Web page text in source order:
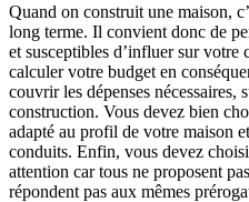
Quand on construit une maison,
long terme. Il convient donc de
et susceptibles d’influer sur votre
calculer votre budget en
couvrir les dépenses nécessaires,
construction. Vous devez bien
adapté au profil de votre maison
conduits. Enfin, vous devez
attention car tous ne proposent
répondent pas aux mêmes